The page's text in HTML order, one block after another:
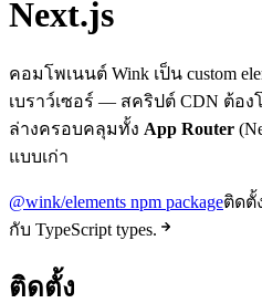
Next.js
คอมโพเนนต์ Wink เป็น custom
เบราว์เซอร์ — สคริปต์ CDN ต้อ
ล่างครอบคลุมทั้ง App Router
แบบเก่า
@wink/elements npm packageติดตั้
กับ TypeScript types.
ติดตั้ง